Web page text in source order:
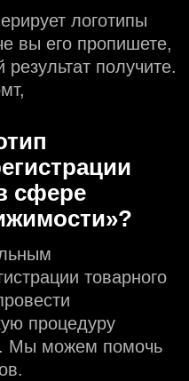
логотипы
вы его пропишете,
получите.
сфере
товарного
процедуру
Мы можем помочь